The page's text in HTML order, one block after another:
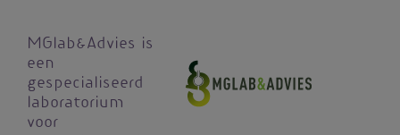
MGlab&Advies is
een
gespecialiseerd
laboratorium
voor